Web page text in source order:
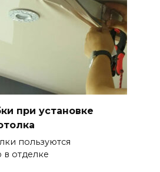
при установке
пользуются
в отделке